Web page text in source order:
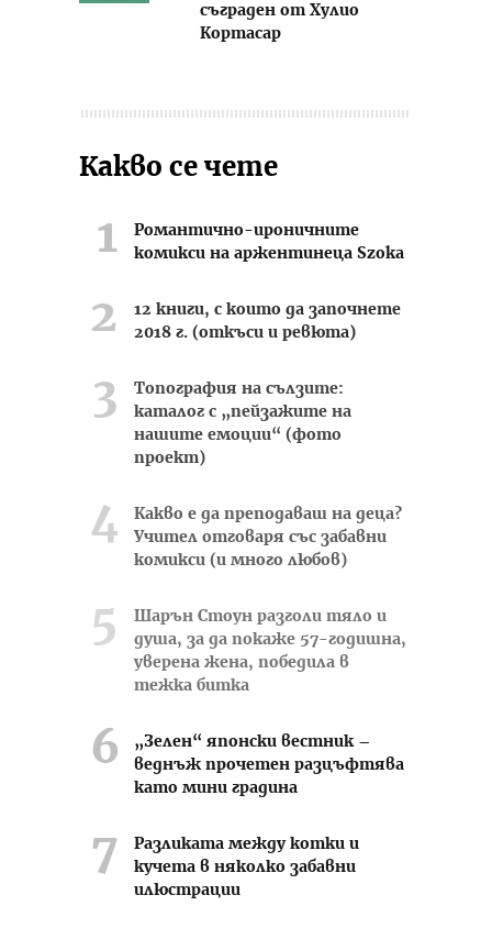
съграден от Хулио
Кортасар
Какво се чете
Романтично-ироничните
комикси на аржентинеца Szoka
12 книги, с които да започнете
2018 г. (откъси и ревюта)
Топография на сълзите:
каталог с „пейзажите на
нашите емоции“ (фото
проект)
Какво е да преподаваш на деца?
Учител отговаря със забавни
комикси (и много любов)
Шарън Стоун разголи тяло и
душа, за да покаже 57-годишна,
уверена жена, победила в
тежка битка
„Зелен“ японски вестник –
веднъж прочетен разцъфтява
като мини градина
Разликата между котки и
кучета в няколко забавни
илюстрации